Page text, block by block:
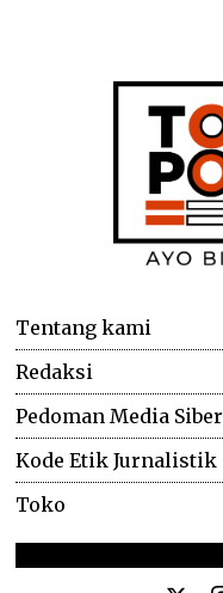
Tentang kami
Redaksi
Pedoman Media Siber
Kode Etik Jurnalistik
Toko